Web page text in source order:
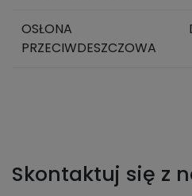
OSŁONA
PRZECIWDESZCZOWA
Skontaktuj się z